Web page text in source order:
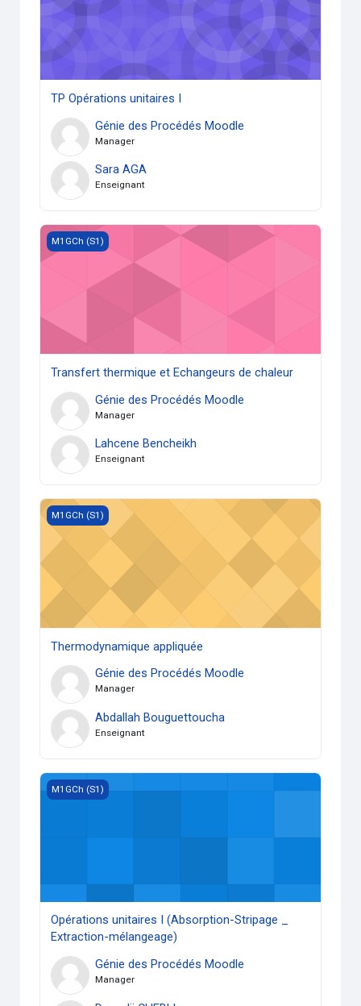
TP Opérations unitaires I
Génie des Procédés Moodle
Manager
Sara AGA
Enseignant
Transfert thermique et Echangeurs de chaleur
M1GCh (S1)
Transfert thermique et Echangeurs de chaleur
Génie des Procédés Moodle
Manager
Lahcene Bencheikh
Enseignant
Thermodynamique appliquée
M1GCh (S1)
Thermodynamique appliquée
Génie des Procédés Moodle
Manager
Abdallah Bouguettoucha
Enseignant
Opérations unitaires I (Absorption-Stripage _ Extraction-
M1GCh (S1)
Opérations unitaires I (Absorption-Stripage _
Extraction-mélangeage)
Génie des Procédés Moodle
Manager